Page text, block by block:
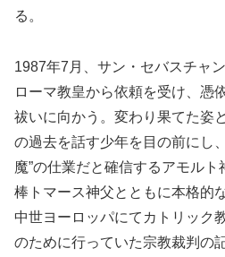
る。
1987年7月、サン・セバスチャ
ローマ教皇から依頼を受け、憑
祓いに向かう。変わり果てた姿
の過去を話す少年を目の前にし
魔”の仕業だと確信するアモル
棒トマース神父とともに本格的
中世ヨーロッパにてカトリック
のために行っていた宗教裁判の